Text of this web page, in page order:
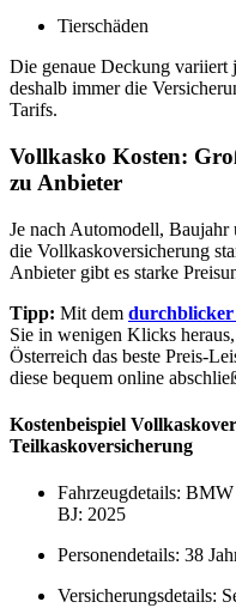
Tierschäden
Die genaue Deckung variiert
deshalb immer die
Tarifs.
Vollkasko Kosten:
zu Anbieter
Je nach Automodell,
die Vollkaskoversicherung
Anbieter gibt es starke
Tipp: Mit dem durchblicker
Sie in wenigen Klicks
Österreich das beste Preis-
diese bequem online
Kostenbeispiel
Teilkaskoversicherung
Fahrzeugdetails:
BJ: 2025
Personendetails: 38
Versicherungsdetails: